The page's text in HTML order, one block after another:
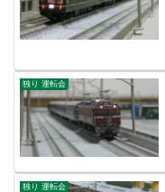
独り 運転会
独り 運転会